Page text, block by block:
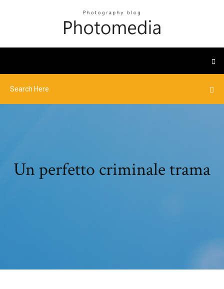
Un perfetto criminale trama